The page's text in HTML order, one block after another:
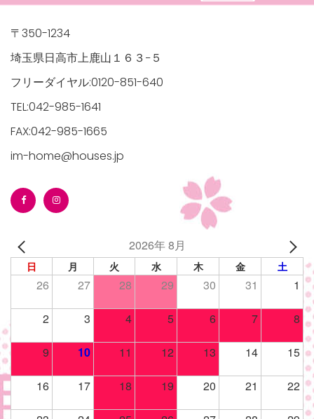
〒350-1234
埼玉県日高市上鹿山１６３−５
フリーダイヤル:0120-851-640
TEL:042-985-1641
FAX:042-985-1665
im-home@houses.jp
2026年 8月
日 月 火 水 木 金 土
26 27 28 29 30 31 1
2 3 4 5 6 7 8
9 10 11 12 13 14 15
16 17 18 19 20 21 22